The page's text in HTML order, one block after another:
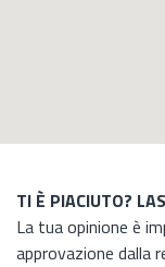
TI È PIACIUTO?
La tua opinione è
approvazione dalla